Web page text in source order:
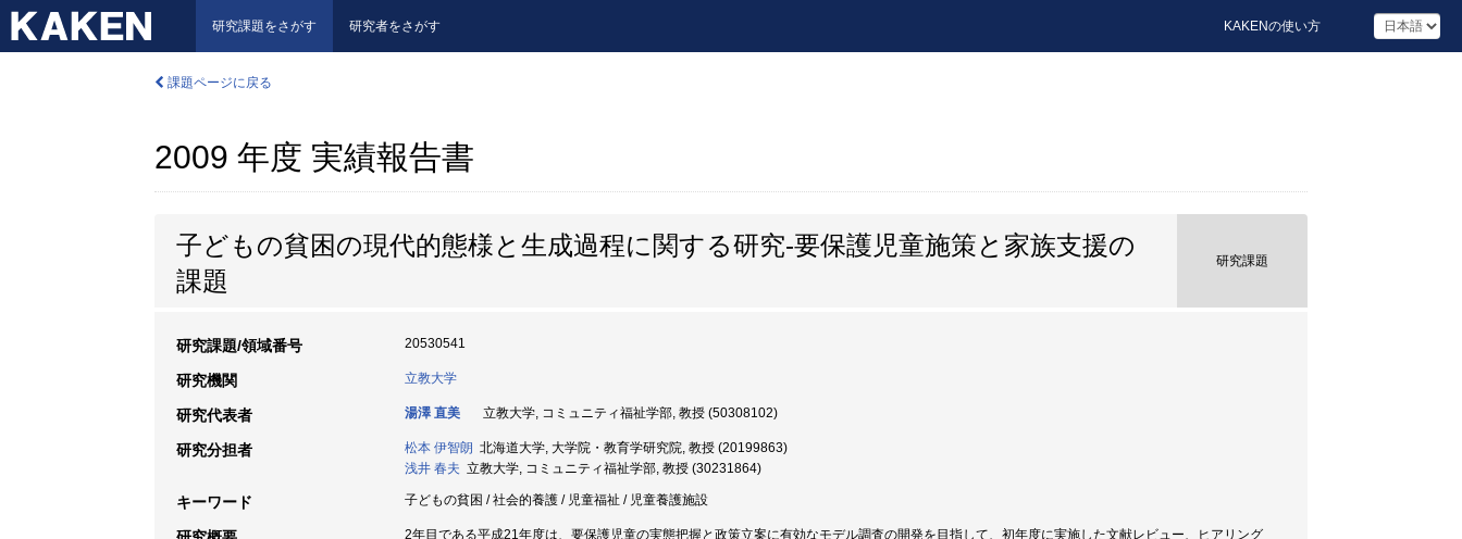
研究課題をさがす 研究者をさがす KAKENの使い方
課題ページに戻る
2009 年度 実績報告書
子どもの貧困の現代的態様と生成過程に関する研究-要保護児童施策と家族支援の
課題
研究課題
研究課題/領域番号 20530541
研究機関 立教大学
研究代表者 湯澤 直美 立教大学, コミュニティ福祉学部, 教授 (50308102)
研究分担者 松本 伊智朗 北海道大学, 大学院・教育学研究院, 教授 (20199863)
浅井 春夫 立教大学, コミュニティ福祉学部, 教授 (30231864)
キーワード 子どもの貧困 / 社会的養護 / 児童福祉 / 児童養護施設
2年目である平成21年度は、要保護児童の実態把握と政策立案に有効なモデル調査の開発を目指して、初年度に実施した文献レビュー、ヒアリング